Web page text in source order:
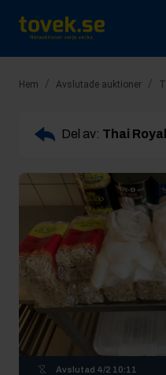
Hem / Avslutade auktioner /
Del av: Thai
Avslutad 4/2 10:11